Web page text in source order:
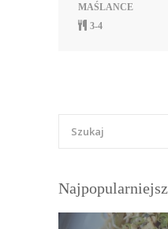
MAŚLANCE
3-4